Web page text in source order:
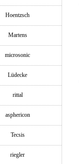
Hoentzsch
Martens
microsonic
Lüdecke
rittal
asphericon
Tecsis
riegler